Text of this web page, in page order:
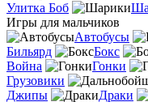
Улитка Боб
Игры для мальчиков
Автобусы
Бильярд
Бокс
Война
Гонки
Грузовики
Джипы
Драки